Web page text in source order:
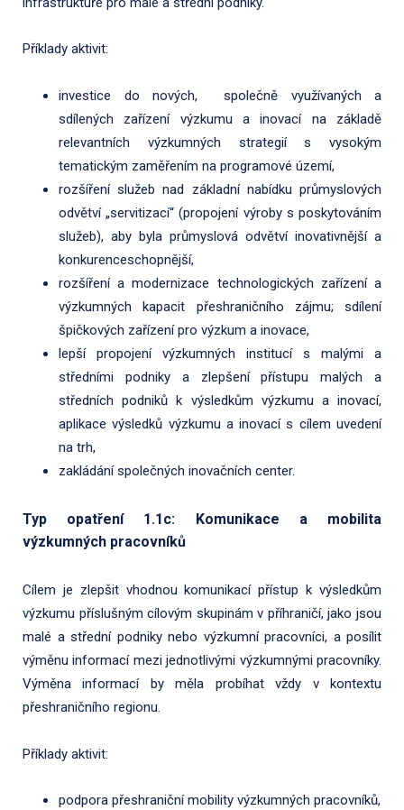
Příklady aktivit:
investice do nových, společně využívaných a
sdílených zařízení výzkumu a inovací na základě
relevantních výzkumných strategií s vysokým
tematickým zaměřením na programové území,
rozšíření služeb nad základní nabídku průmyslových
odvětví „servitizací“ (propojení výroby s poskytováním
služeb), aby byla průmyslová odvětví inovativnější a
konkurenceschopnější,
rozšíření a modernizace technologických zařízení a
výzkumných kapacit přeshraničního zájmu; sdílení
špičkových zařízení pro výzkum a inovace,
lepší propojení výzkumných institucí s malými a
středními podniky a zlepšení přístupu malých a
středních podniků k výsledkům výzkumu a inovací,
aplikace výsledků výzkumu a inovací s cílem uvedení
na trh,
zakládání společných inovačních center.
Typ opatření 1.1c: Komunikace a mobilita
výzkumných pracovníků
Cílem je zlepšit vhodnou komunikací přístup k výsledkům
výzkumu příslušným cílovým skupinám v příhraničí, jako jsou
malé a střední podniky nebo výzkumní pracovníci, a posílit
výměnu informací mezi jednotlivými výzkumnými pracovníky.
Výměna informací by měla probíhat vždy v kontextu
přeshraničního regionu.
Příklady aktivit:
podpora přeshraniční mobility výzkumných pracovníků,